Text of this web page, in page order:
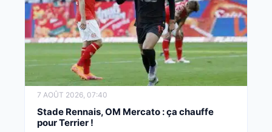
7 AOÛT 2026, 07:40
Stade Rennais, OM Mercato : ça chauffe
pour Terrier !